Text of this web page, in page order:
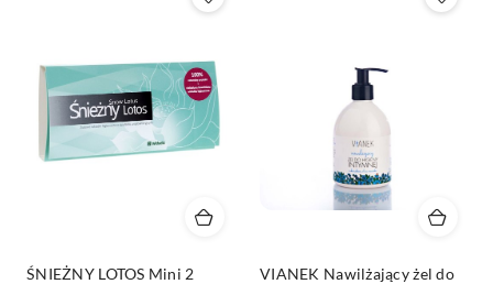
ŚNIEŻNY LOTOS Mini 2
VIANEK Nawilżający żel do